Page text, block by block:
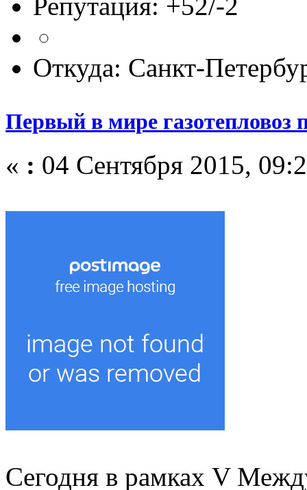
Откуда: Санкт-
Первый в мире
« : 04 Сентября 2015,
Сегодня в рамках V